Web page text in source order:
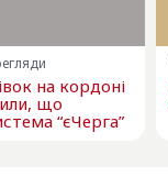
на кордоні
що
“єЧерга”